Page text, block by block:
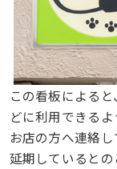
この看板による
どに利用できるよ
お店の方へ連絡
延期しているとの